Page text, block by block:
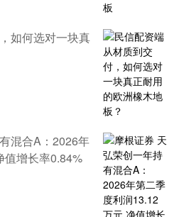
如何选对一块真
混合A：2026年
值增长率0.84%